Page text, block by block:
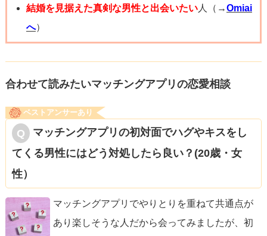
結婚を見据えた真剣な男性と出会いたい人（→Omiai
へ）
合わせて読みたいマッチングアプリの恋愛相談
ベストアンサーあり
マッチングアプリの初対面でハグやキスをし
てくる男性にはどう対処したら良い？(20歳・女
性）
マッチングアプリでやりとりを重ねて共通点が
あり楽しそうな人だから会ってみましたが、初